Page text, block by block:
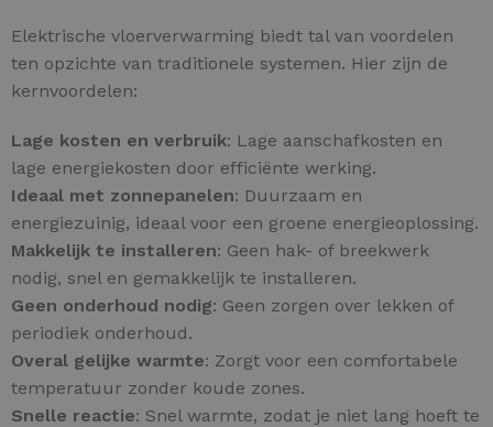
Elektrische vloerverwarming biedt tal van voordelen
ten opzichte van traditionele systemen. Hier zijn de
kernvoordelen:
Lage kosten en verbruik: Lage aanschafkosten en
lage energiekosten door efficiënte werking.
Ideaal met zonnepanelen: Duurzaam en
energiezuinig, ideaal voor een groene energieoplossing.
Makkelijk te installeren: Geen hak- of breekwerk
nodig, snel en gemakkelijk te installeren.
Geen onderhoud nodig: Geen zorgen over lekken of
periodiek onderhoud.
Overal gelijke warmte: Zorgt voor een comfortabele
temperatuur zonder koude zones.
Snelle reactie: Snel warmte, zodat je niet lang hoeft te